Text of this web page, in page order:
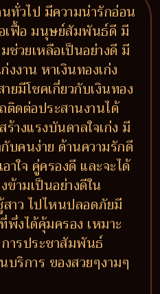
ทั่วไป มีความน่ารักอ่อน
อเฟื้อ มนุษย์สัมพันธ์ดี มี
ช่วยเหลือเป็นอย่างดี มี
งงาน หาเงินทองเก่ง
ยมีโชคเกี่ยวกับเงินทอง
ติดต่อประสานงานได้
างแรงบันดาลใจเก่ง มี
บคนง่าย ด้านความรักดี
าใจ คู่ครองดี และจะได้
ข้ามเป็นอย่างดีใน
าว ไปไหนปลอดภัยมี
งได้คุ้มครอง เหมาะ
ารประชาสัมพันธ์
บริการ ของสวยๆงามๆ